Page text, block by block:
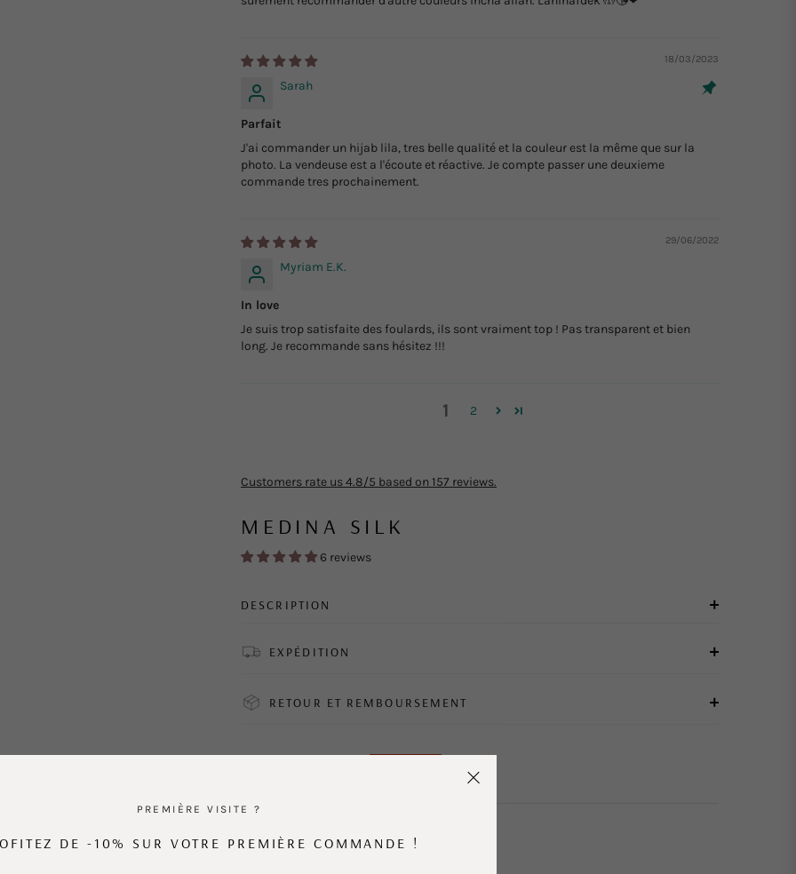
18/03/2023
Sarah
Parfait
J'ai commander un hijab lila, tres belle qualité et la couleur est la même que sur la
photo. La vendeuse est a l'écoute et réactive. Je compte passer une deuxieme
commande tres prochainement.
29/06/2022
Myriam E.K.
In love
Je suis trop satisfaite des foulards, ils sont vraiment top ! Pas transparent et bien
long. Je recommande sans hésitez !!!
1 2
Customers rate us 4.8/5 based on 157 reviews.
MEDINA SILK
6 reviews
DESCRIPTION
EXPÉDITION
RETOUR ET REMBOURSEMENT
PREMIÈRE VISITE ?
DE -10% SUR VOTRE PREMIÈRE COMMANDE !